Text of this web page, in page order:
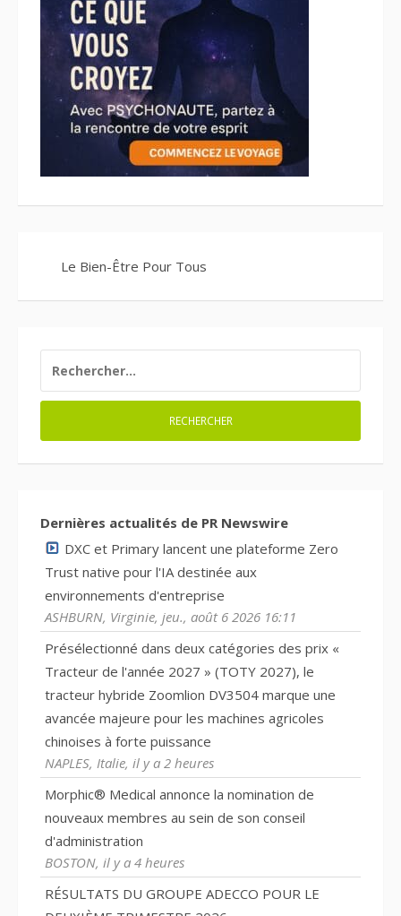
Le Bien-Être Pour Tous
Dernières actualités de PR Newswire
DXC et Primary lancent une plateforme Zero
Trust native pour l'IA destinée aux
environnements d'entreprise
ASHBURN, Virginie, jeu., août 6 2026 16:11
Présélectionné dans deux catégories des prix «
Tracteur de l'année 2027 » (TOTY 2027), le
tracteur hybride Zoomlion DV3504 marque une
avancée majeure pour les machines agricoles
chinoises à forte puissance
NAPLES, Italie, il y a 2 heures
Morphic® Medical annonce la nomination de
nouveaux membres au sein de son conseil
d'administration
BOSTON, il y a 4 heures
RÉSULTATS DU GROUPE ADECCO POUR LE